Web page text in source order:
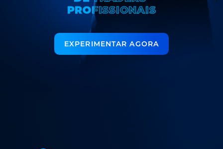
P
PR
RO
OF
FI
IS
SS
SI
IO
ON
NA
AI
IS
S
EXPERIMENTAR AGORA